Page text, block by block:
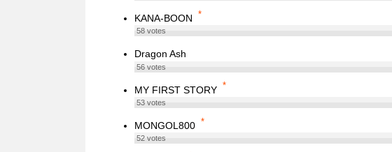
KANA-BOON *
58votes
Dragon Ash
56votes
MY FIRST STORY *
53votes
MONGOL800 *
52votes